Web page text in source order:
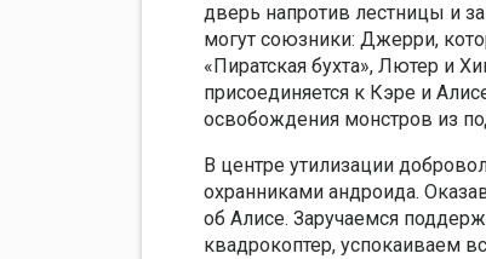
дверь напротив лестницы и
могут союзники: Джерри,
«Пиратская бухта», Лютер и
присоединяется к Кэре и
освобождения монстров из
В центре утилизации
охранниками андроида.
об Алисе. Заручаемся
квадрокоптер, успокаиваем